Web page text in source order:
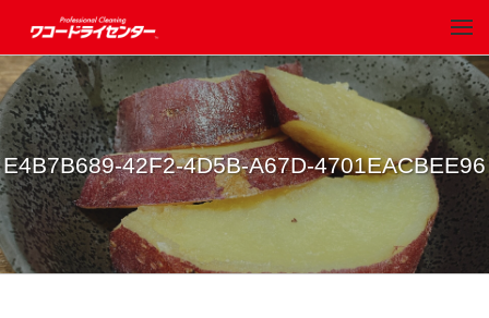
E4B7B689-42F2-4D5B-A67D-4701EACBEE96